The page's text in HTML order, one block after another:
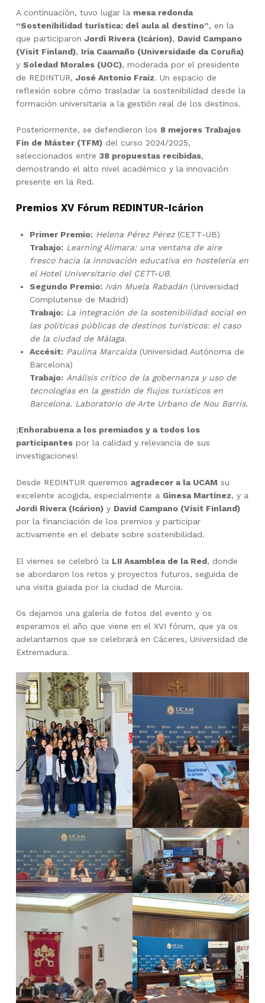
A continuación, tuvo lugar la mesa redonda
“Sostenibilidad turística: del aula al destino”, en la
que participaron Jordi Rivera (Icárion), David Campano
(Visit Finland), Iria Caamaño (Universidade da Coruña)
y Soledad Morales (UOC), moderada por el presidente
de REDINTUR, José Antonio Fraiz. Un espacio de
reflexión sobre cómo trasladar la sostenibilidad desde la
formación universitaria a la gestión real de los destinos.
Posteriormente, se defendieron los 8 mejores Trabajos
Fin de Máster (TFM)del curso 2024/2025,
seleccionados entre 38 propuestas recibidas,
demostrando el alto nivel académico y la innovación
presente en la Red.
Premios XV Fórum REDINTUR-Icárion
Primer Premio: Helena Pérez Pérez(CETT-UB)
Trabajo: Learning Alimara: una ventana de aire
fresco hacia la innovación educativa en hostelería en
el Hotel Universitario del CETT-UB.
Segundo Premio: Iván Muela Rabadán(Universidad
Complutense de Madrid)
Trabajo: La integración de la sostenibilidad social en
las políticas públicas de destinos turísticos: el caso
de la ciudad de Málaga.
Accésit: Paulina Marcaida(Universidad Autónoma de
Barcelona)
Trabajo: Análisis crítico de la gobernanza y uso de
tecnologías en la gestión de flujos turísticos en
Barcelona. Laboratorio de Arte Urbano de Nou Barris.
¡Enhorabuena a los premiados y a todos los
participantespor la calidad y relevancia de sus
investigaciones!
Desde REDINTUR queremos agradecer a la UCAM su
excelente acogida, especialmente a Ginesa Martínez, y a
Jordi Rivera (Icárion)y David Campano (Visit Finland)
por la financiación de los premios y participar
activamente en el debate sobre sostenibilidad.
El viernes se celebró la LII Asamblea de la Red, donde
se abordaron los retos y proyectos futuros, seguida de
una visita guiada por la ciudad de Murcia.
Os dejamos una galería de fotos del evento y os
esperamos el año que viene en el XVI fórum, que ya os
adelantamos que se celebrará en Cáceres, Universidad de
Extremadura.